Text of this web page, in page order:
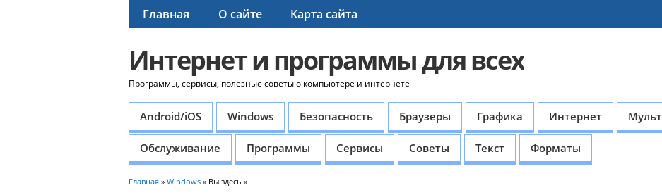
Главная О сайте Карта сайта
Интернет и программы для всех
Программы, сервисы, полезные советы о компьютере и интернете
Android/iOS Windows Безопасность Браузеры Графика Интернет
Обслуживание Программы Сервисы Советы Текст Форматы
Главная » Windows » Вы здесь »